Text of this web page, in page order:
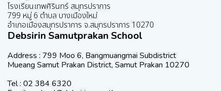
โรงเรียนเทพศิรินทร์ สมุทรปราการ
799 หมู่ 6 ตำบล บางเมืองใหม่
อำเภอเมืองสมุทรปราการ จ.สมุทรปราการ 10270
Debsirin Samutprakan School
Address : 799 Moo 6, Bangmuangmai Subdistrict
Mueang Samut Prakan District, Samut Prakan 10270
Tel : 02 384 6320